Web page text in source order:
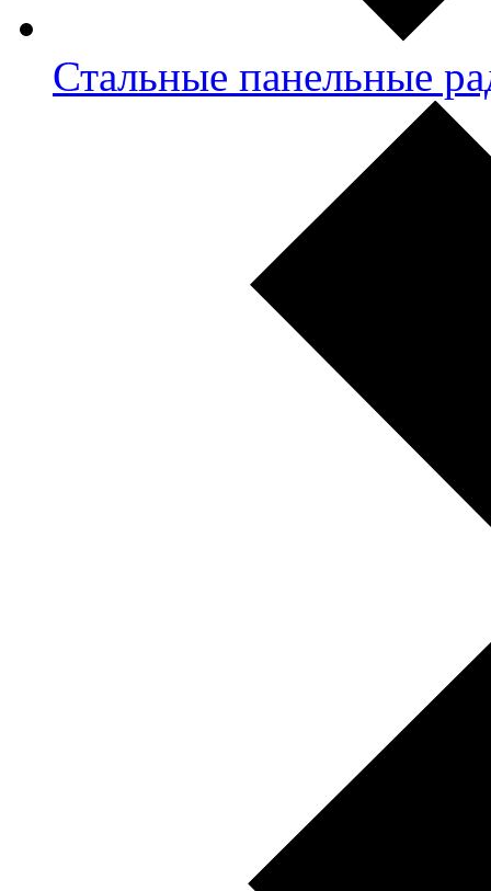
Стальные панельные